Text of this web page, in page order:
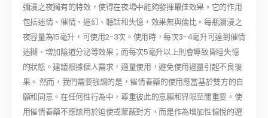
彌漫之夜獨有的特效，使得在夜場中能夠發揮最佳效果。它的作用
包括迷情、催情、迷幻、聽話和失憶，效果無與倫比。每瓶瀰漫之
夜容量為15毫升，可使用2-3次。使用時，每次3-4毫升可達到催情
迷糊、增加陰道分泌等效果；而每次5毫升以上則會導致昏睡失憶
的狀態。建議根據個人需求，適量使用，避免使用過量引起不良後
果。 然而，我們需要強調的是，催情春藥的使用應當基於雙方的自
願和同意。在任何性行為中，尊重彼此的意願和界限至關重要。使
用催情春藥不應該用於迫使或蒙蔽對方，而是作為增加性愉悅的選